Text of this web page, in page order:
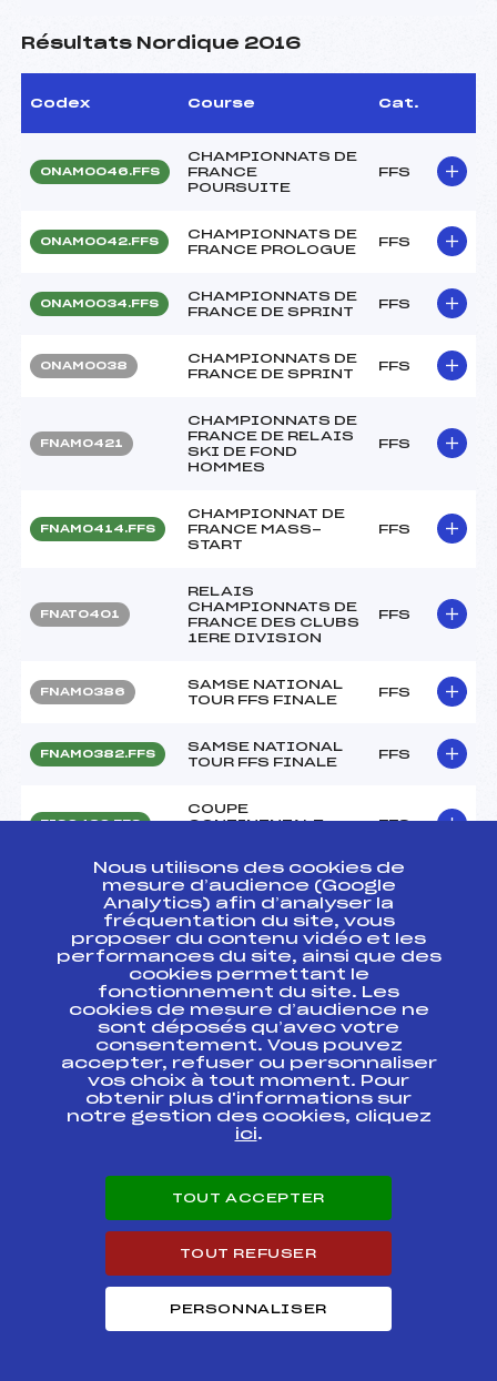
Résultats Nordique 2016
Codex Course Cat.
ONAM0046.FFS
CHAMPIONNATS DE
FRANCE
POURSUITE
FFS
ONAM0042.FFS
CHAMPIONNATS DE
FRANCE PROLOGUE
FFS
ONAM0034.FFS
CHAMPIONNATS DE
FRANCE DE SPRINT
FFS
ONAM0038
CHAMPIONNATS DE
FRANCE DE SPRINT
FFS
FNAM0421
CHAMPIONNATS DE
FRANCE DE RELAIS
SKI DE FOND
HOMMES
FFS
FNAM0414.FFS
CHAMPIONNAT DE
FRANCE MASS-
START
FFS
FNAT0401
RELAIS
CHAMPIONNATS DE
FRANCE DES CLUBS
1ERE DIVISION
FFS
FNAM0386
SAMSE NATIONAL
TOUR FFS FINALE
FFS
FNAM0382.FFS
SAMSE NATIONAL
TOUR FFS FINALE
FFS
FIS0430.FFS
COUPE
CONTINENTALE
FFS
FIS0422.FFS
COUPE
CONTINENTALE
OPA
FFS
FIS0426.FFS
COUPE
CONTINENTALE
OPA
FIS0359.FFS
CHAMPIONNAT DU
MONDE (U23)
FFS
FIS0228.FFS
CHAMPIONNAT DU
MONDE (U23)
FFS
FIS0227
SPRINT FINAL)
FFS
MONDE (U23)
COUPE DU MONDE
Nous utilisons des cookies de
mesure d’audience (Google
Analytics) afin d’analyser la
fréquentation du site, vous
proposer du contenu vidéo et les
performances du site, ainsi que des
cookies permettant le
fonctionnement du site. Les
cookies de mesure d’audience ne
sont déposés qu’avec votre
consentement. Vous pouvez
accepter, refuser ou personnaliser
vos choix à tout moment. Pour
obtenir plus d'informations sur
notre gestion des cookies, cliquez
ici.
TOUT ACCEPTER
TOUT REFUSER
PERSONNALISER